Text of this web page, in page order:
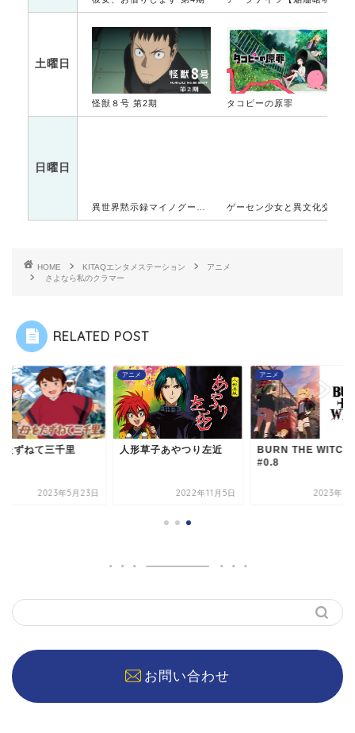
土曜日
怪獣８号 第2期 タコピーの原罪
日曜日
異世界黙示録マイノグーラ～破滅の文明で始める世界征服～ ゲーセン少女と異文化交流
HOME KITAQエンタメステーション
アニメ
さよなら私のクラマー
RELATED POST
たずねて三千里
2023年5月23日
アニメ
人形草子あやつり左近
2022年11月5日
アニメ
BURN THE WITCH
#0.8
2023年12
お問い合わせ